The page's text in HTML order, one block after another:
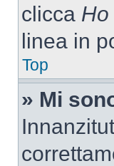
clicca
linea in
Top
» Mi